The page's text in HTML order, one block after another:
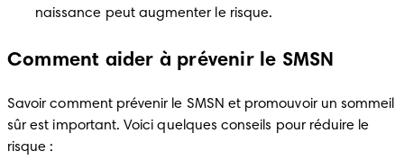
naissance peut augmenter le risque.
Comment aider à prévenir le SMSN
Savoir comment prévenir le SMSN et promouvoir un sommeil
sûr est important. Voici quelques conseils pour réduire le
risque :